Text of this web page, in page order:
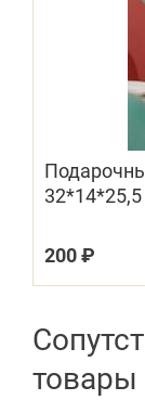
200 ₽
товары